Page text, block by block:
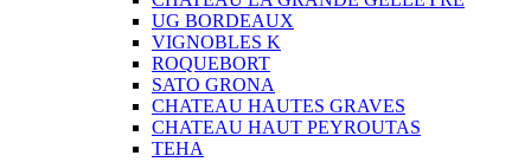
UG BORDEAUX
VIGNOBLES K
ROQUEBORT
SATO GRONA
CHATEAU HAUTES GRAVES
CHATEAU HAUT PEYROUTAS
TEHA